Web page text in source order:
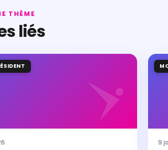
THÈME
liés
9